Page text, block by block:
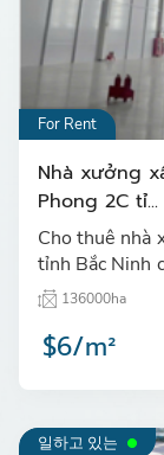
For Rent
Nhà xưởng
Phong 2C tỉ...
Cho thuê nhà
tỉnh Bắc Ninh
136000ha
$6/m²
일하고 있는